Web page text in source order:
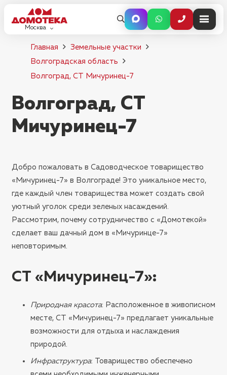
Москва
Главная
Земельные участки
Волгоградская область
Волгоград, СТ Мичуринец-7
Волгоград, СТ
Мичуринец-7
Добро пожаловать в Садоводческое товарищество
«Мичуринец-7» в Волгограде! Это уникальное место,
где каждый член товарищества может создать свой
уютный уголок среди зеленых насаждений.
Рассмотрим, почему сотрудничество с «Домотекой»
сделает ваш дачный дом в «Мичуринце-7»
неповторимым.
СТ «Мичуринец-7»:
Природная красота: Расположенное в живописном
месте, СТ «Мичуринец-7» предлагает уникальные
возможности для отдыха и наслаждения
природой.
Инфраструктура: Товарищество обеспечено